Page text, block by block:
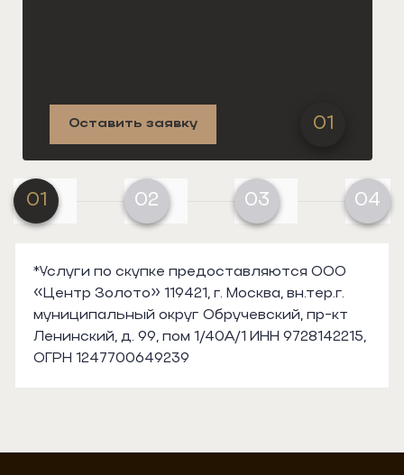
Оставить заявку 01
01 02 03 04
*Услуги по скупке предоставляются ООО
«Центр Золото» 119421, г. Москва, вн.тер.г.
муниципальный округ Обручевский, пр-кт
Ленинский, д. 99, пом 1/40А/1 ИНН 9728142215,
ОГРН 1247700649239